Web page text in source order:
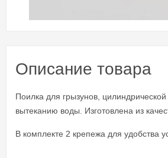
Описание товара
Поилка для грызунов,
вытеканию воды. Изготовлена из
В комплекте 2 крепежа для удобства